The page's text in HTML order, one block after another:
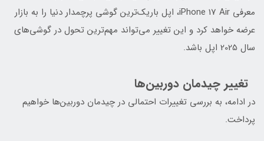
معرفی iPhone 17 Air، اپل باریک‌ترین گوشی پرچمدار دنیا را به بازار
عرضه خواهد کرد و این تغییر می‌تواند مهم‌ترین تحول در گوشی‌های
سال 2025 اپل باشد.
تغییر چیدمان دوربین‌ها
در ادامه، به بررسی تغییرات احتمالی در چیدمان دوربین‌ها خواهیم
پرداخت.